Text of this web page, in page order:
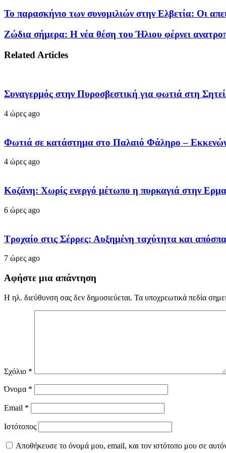
Το παρασκήνιο των συνομιλιών στην Ελβετία: Οι
Ζώδια σήμερα: Η νέα θέση του Ήλιου φέρνει
Related Articles
Συναγερμός στην Πυροσβεστική για φωτιά στη
4 ώρες ago
Φωτιά σε κατάστημα στο Παλαιό Φάληρο –
4 ώρες ago
Κοζάνη: Χωρίς ενεργό μέτωπο η πυρκαγιά στην
6 ώρες ago
Τροχαίο στις Σέρρες: Αυξημένη ταχύτητα και
7 ώρες ago
Αφήστε μια απάντηση
Η ηλ. διεύθυνση σας δεν δημοσιεύεται. Τα υποχρεωτικά πεδία
Σχόλιο *
Όνομα *
Email *
Ιστότοπος
Αποθήκευσε το όνομά μου, email, και τον ιστότοπο μου σε